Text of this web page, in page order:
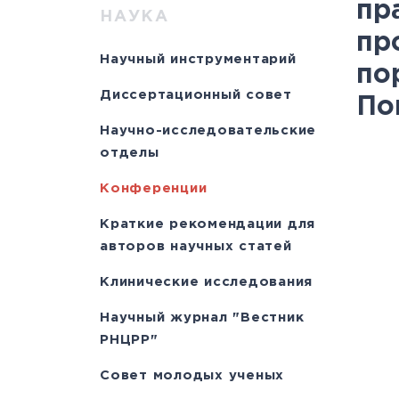
Специалисты
Документы
Лицензии
Научно-
НАУКА
Научный инструментарий
Диссертационный совет
Научно-исследовательские
отделы
Конференции
Краткие рекомендации для
авторов научных статей
Клинические исследования
Научный журнал "Вестник
РНЦРР"
Совет молодых ученых